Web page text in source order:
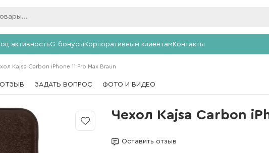
активностьG-бонусыКорпоративным клиентамКонтакты
Kajsa Carbon iPhone 11 Pro Max Braun
ЗАДАТЬ ВОПРОС ФОТО И ВИДЕО
Чехол Kajsa Carbon
Оставить отзыв